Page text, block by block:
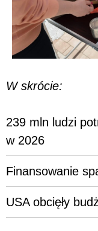
W skrócie:
239 mln ludzi
w 2026
Finansowanie
USA obcięły